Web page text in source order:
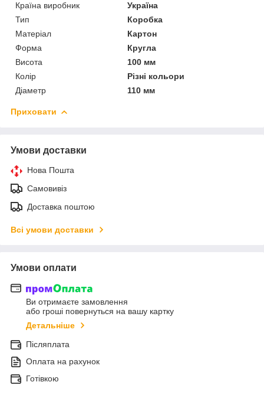
Країна виробник
Україна
Тип
Коробка
Матеріал
Картон
Форма
Кругла
Висота
100 мм
Колір
Різні кольори
Діаметр
110 мм
Приховати
Умови доставки
Нова Пошта
Самовивіз
Доставка поштою
Всі умови доставки
Умови оплати
Ви отримаєте замовлення
або гроші повернуться на вашу картку
Детальніше
Післяплата
Оплата на рахунок
Готівкою